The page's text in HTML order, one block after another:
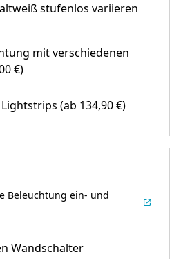
stufenlos variieren
mit verschiedenen
€)
Lightstrips (ab 134,90 €)
Beleuchtung ein- und
Wandschalter